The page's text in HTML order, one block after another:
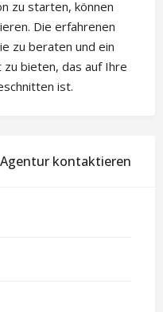
zu starten, können
Die erfahrenen
zu beraten und ein
bieten, das auf Ihre
ist.
Agentur kontaktieren